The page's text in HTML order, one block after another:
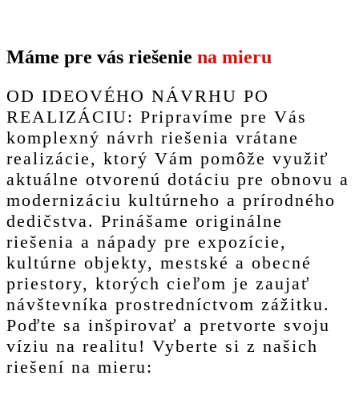
Máme pre vás riešenie na mieru
OD IDEOVÉHO NÁVRHU PO
REALIZÁCIU: Pripravíme pre Vás
komplexný návrh riešenia vrátane
realizácie, ktorý Vám pomôže využiť
aktuálne otvorenú dotáciu pre obnovu a
modernizáciu kultúrneho a prírodného
dedičstva. Prinášame originálne
riešenia a nápady pre expozície,
kultúrne objekty, mestské a obecné
priestory, ktorých cieľom je zaujať
návštevníka prostredníctvom zážitku.
Poďte sa inšpirovať a pretvorte svoju
víziu na realitu! Vyberte si z našich
riešení na mieru: